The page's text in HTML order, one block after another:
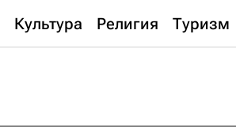
Культура Религия Туризм